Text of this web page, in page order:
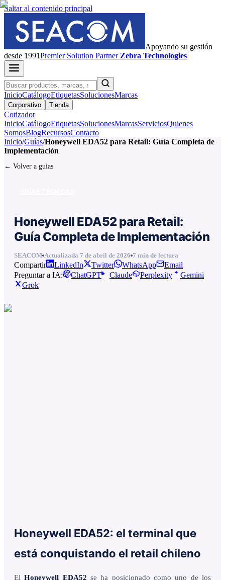
Saltar al contenido principal
Apoyando su gestión
desde 1991PremierSolution Partner Zebra Technologies
InicioCatálogoEtiquetasSolucionesMarcas
Corporativo Tienda
Cotizador
InicioCatálogoEtiquetasSolucionesMarcasServiciosQuienes
SomosBlogRecursosContacto
Inicio/Guías/Honeywell EDA52 para Retail: Guía Completa de
Implementación
← Volver a guias
Honeywell EDA52 para Retail:
Guía Completa de Implementación
SEACOM Actualizada 7 de abril de 2026 7 min de lectura
Compartir LinkedIn Twitter WhatsApp
Email
Preguntar a IA:
ChatGPT Claude Perplexity
Gemini
Grok
Honeywell EDA52: el terminal que
está conquistando el retail chileno
ElHoneywell EDA52 se ha posicionado como uno de los